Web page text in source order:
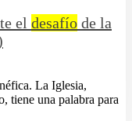
el desafío de la
La Iglesia,
tiene una palabra para